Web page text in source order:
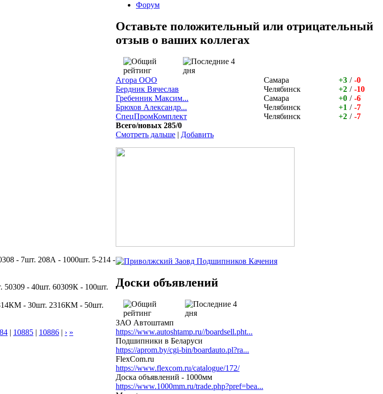
- 7шт. 208А - 1000шт. 5-214 -
- 40шт. 60309К - 100шт.
- 30шт. 2316КМ - 50шт.
| 10885 | 10886 | › »
Форум
Оставьте положительный или отрицательный
отзыв о ваших коллегах
Агора ООО Самара +3 / -0
Бердник Вячеслав
Челябинск +2 / -10
Гребенник Максим...
Самара +0 / -6
Брюхов Александр...
Челябинск +1 / -7
СпецПромКомплект
Челябинск +2 / -7
Всего/новых 285/0
Смотреть дальше | Добавить
Доски объявлений
ЗАО Автоштамп
https://www.autoshtamp.ru//boardsell.pht...
Подшипники в Беларуси
https://aprom.by/cgi-bin/boardauto.pl?ra...
FlexCom.ru
https://www.flexcom.ru/catalogue/172/
Доска объявлений - 1000мм
https://www.1000mm.ru/trade.php?pref=bea...